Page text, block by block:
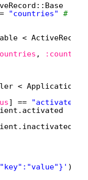
"countries"
#
<
,
<
] == "activated"
)